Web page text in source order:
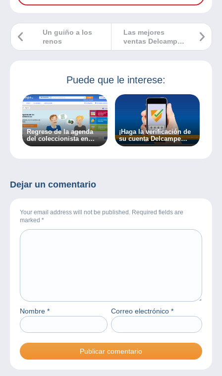
Las mejores
ventas Delcampe
diciembre 2023
Un guiño a los
renos
Puede que le interese:
Regreso de la agenda
del coleccionista en
Delcampe
¡Haga la verificación de
su cuenta Delcampe
inmediatamente y de
Dejar un comentario
Your email address will not be published. Required fields are
marked *
Nombre * Correo electrónico *